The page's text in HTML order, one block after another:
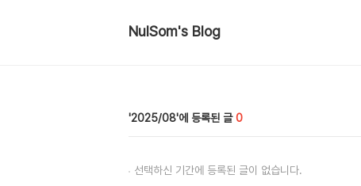
NulSom's Blog
2025/08 0
선택하신 기간에 등록된 글이 없습니다.